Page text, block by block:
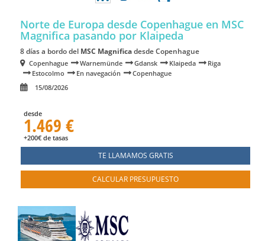
Norte de Europa desde Copenhague en MSC
Magnifica pasando por Klaipeda
8 días a bordo del MSC Magnificadesde Copenhague
Copenhague Warnemünde Gdansk Klaipeda
Riga
Estocolmo
En navegación
Copenhague
15/08/2026
desde
1.469 €
+200€ de tasas
TE LLAMAMOS GRATIS
CALCULAR PRESUPUESTO